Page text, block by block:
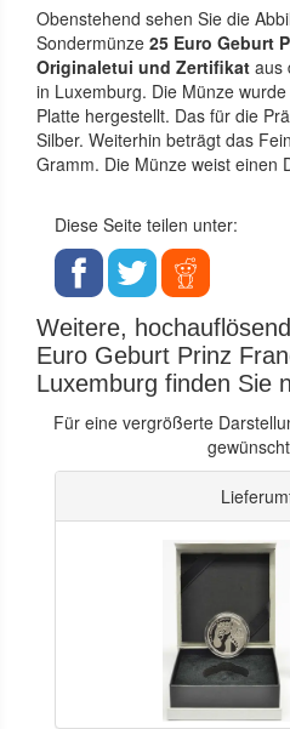
Obenstehend sehen Sie die
Sondermünze 25 Euro Geburt
Originaletui und Zertifikat aus
in Luxemburg. Die Münze
Platte hergestellt. Das für die
Silber. Weiterhin beträgt das
Gramm. Die Münze weist einen
Diese Seite teilen unter:
Weitere,
Euro Geburt Prinz
Luxemburg finden Sie
Für eine vergrößerte